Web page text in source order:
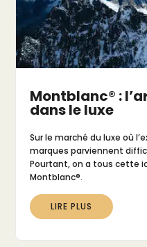
Montblanc® :
dans le luxe
Sur le marché du luxe où
marques parviennent
Pourtant, on a tous cette
Montblanc®.
LIRE PLUS